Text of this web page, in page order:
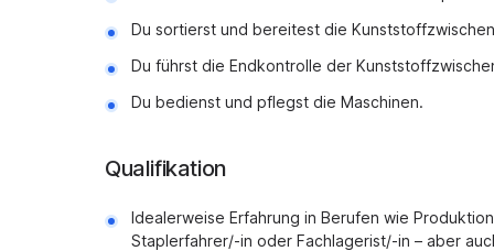
Du sortierst und bereitest die
Du führst die Endkontrolle der
Du bedienst und pflegst die Maschinen.
Qualifikation
Idealerweise Erfahrung in Berufen wie
Staplerfahrer/-in oder Fachlagerist/-in – aber